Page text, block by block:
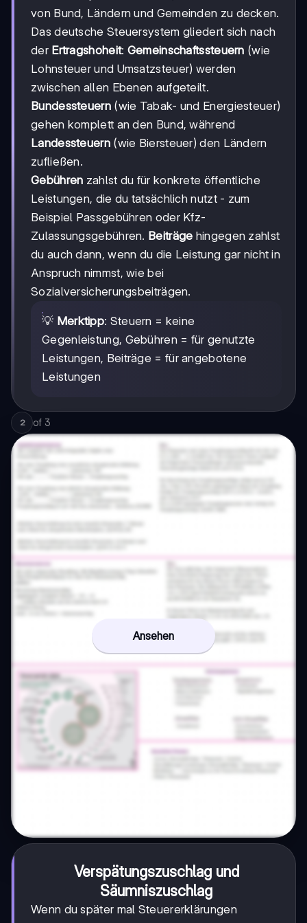
von Bund, Ländern und Gemeinden zu decken.
Das deutsche Steuersystem gliedert sich nach
der Ertragshoheit: Gemeinschaftssteuern (wie
Lohnsteuer und Umsatzsteuer) werden
zwischen allen Ebenen aufgeteilt.
Bundessteuern(wie Tabak- und Energiesteuer)
gehen komplett an den Bund, während
Landessteuern(wie Biersteuer) den Ländern
zufließen.
Gebühren zahlst du für konkrete öffentliche
Leistungen, die du tatsächlich nutzt - zum
Beispiel Passgebühren oder Kfz-
Zulassungsgebühren. Beiträge hingegen zahlst
du auch dann, wenn du die Leistung gar nicht in
Anspruch nimmst, wie bei
Sozialversicherungsbeiträgen.
💡 Merktipp: Steuern = keine
Gegenleistung, Gebühren = für genutzte
Leistungen, Beiträge = für angebotene
Leistungen
2 of 3
Ansehen
Verspätungszuschlag und
Säumniszuschlag
Wenn du später mal Steuererklärungen